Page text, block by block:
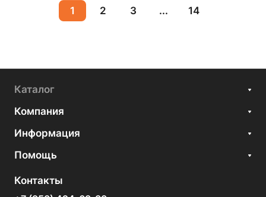
1 2 3 ... 14
Каталог
Компания
Информация
Помощь
Контакты